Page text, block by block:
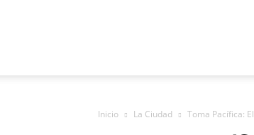
Inicio La Ciudad Toma Pacífica: